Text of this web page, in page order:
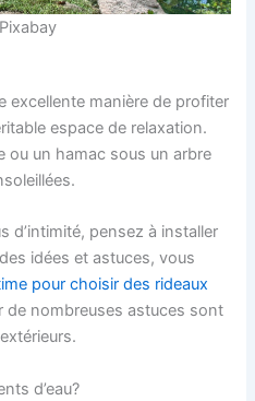
excellente manière de profiter
espace de relaxation.
ou un hamac sous un arbre
d’intimité, pensez à installer
idées et astuces, vous
pour choisir des rideaux
de nombreuses astuces sont
d’eau?